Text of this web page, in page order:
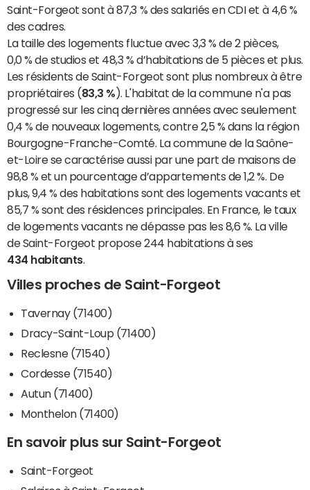
Saint-Forgeot sont à 87,3 % des salariés en CDI et à 4,6 %
des cadres.
La taille des logements fluctue avec 3,3 % de 2 pièces,
0,0 % de studios et 48,3 % d’habitations de 5 pièces et plus.
Les résidents de Saint-Forgeot sont plus nombreux à être
propriétaires (83,3 % ). L'habitat de la commune n'a pas
progressé sur les cinq dernières années avec seulement
0,4 % de nouveaux logements, contre 2,5 % dans la région
Bourgogne-Franche-Comté. La commune de la Saône-
et-Loire se caractérise aussi par une part de maisons de
98,8 % et un pourcentage d’appartements de 1,2 %. De
plus, 9,4 % des habitations sont des logements vacants et
85,7 % sont des résidences principales. En France, le taux
de logements vacants ne dépasse pas les 8,6 %. La ville
de Saint-Forgeot propose 244 habitations à ses
434 habitants.
Villes proches de Saint-Forgeot
Tavernay (71400)
Dracy-Saint-Loup (71400)
Reclesne (71540)
Cordesse (71540)
Autun (71400)
Monthelon (71400)
En savoir plus sur Saint-Forgeot
Saint-Forgeot